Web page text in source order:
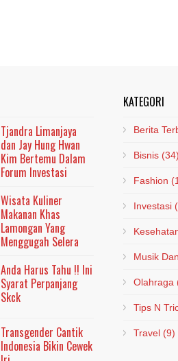
Tjandra Limanjaya
dan Jay Hung Hwan
Kim Bertemu Dalam
Forum Investasi
Wisata Kuliner
Makanan Khas
Lamongan Yang
Menggugah Selera
Anda Harus Tahu !! Ini
Syarat Perpanjang
Skck
Transgender Cantik
Indonesia Bikin Cewek
KATEGORI
Berita
Bisnis (34)
Fashion
Investasi
Musik
Olahraga
Tips N
Travel (9)